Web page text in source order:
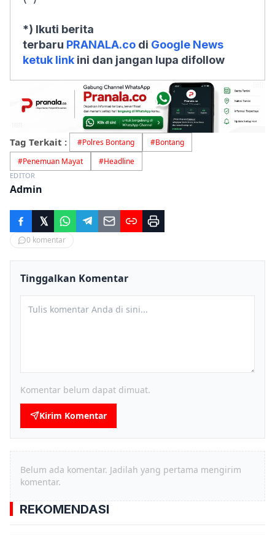
*) Ikuti berita
terbaru PRANALA.co di Google News
ketuk link ini dan jangan lupa difollow
Tag Terkait : #Polres Bontang #Bontang
#Penemuan Mayat #Headline
EDITOR
Admin
0 komentar
Tinggalkan Komentar
Komentar belum dapat dimuat.
Kirim Komentar
Belum ada komentar. Jadilah yang pertama mengirim
komentar.
REKOMENDASI